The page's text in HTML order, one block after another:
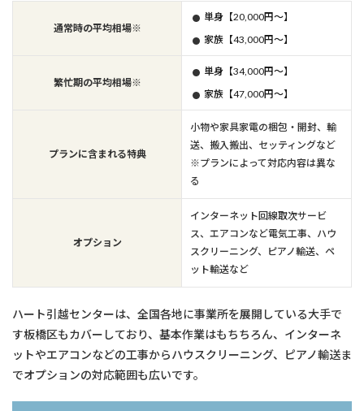
通常時の平均相場※
単身【20,000円～】
家族【43,000円～】
繁忙期の平均相場※
単身【34,000円～】
家族【47,000円～】
プランに含まれる特典
小物や家具家電の梱包・開封、輸
送、搬入搬出、セッティングなど
※プランによって対応内容は異な
る
オプション
インターネット回線取次サービ
ス、エアコンなど電気工事、ハウ
スクリーニング、ピアノ輸送、ペ
ット輸送など
ハート引越センターは、全国各地に事業所を展開している大手で
す板橋区もカバーしており、基本作業はもちちろん、インターネ
ットやエアコンなどの工事からハウスクリーニング、ピアノ輸送ま
でオプションの対応範囲も広いです。